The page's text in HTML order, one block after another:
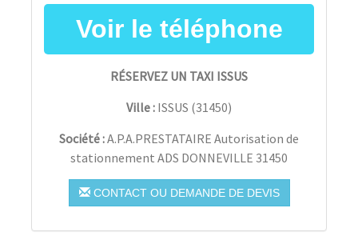
RÉSERVEZ UN TAXI ISSUS
Ville : ISSUS (31450)
Société :A.P.A.PRESTATAIRE Autorisation de
stationnement ADS DONNEVILLE 31450
CONTACT OU DEMANDE DE DEVIS